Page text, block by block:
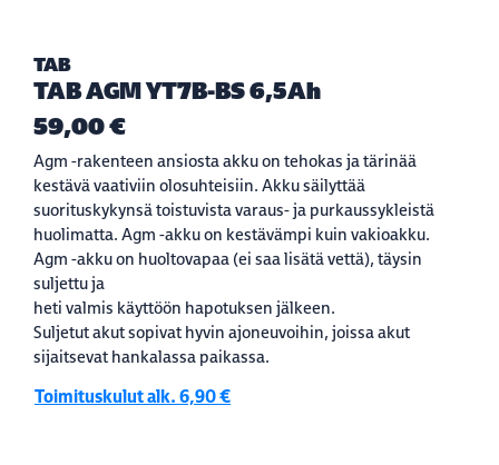
TAB
TAB AGM YT7B-BS 6,5Ah
59,00 €
Agm -rakenteen ansiosta akku on tehokas ja tärinää
kestävä vaativiin olosuhteisiin. Akku säilyttää
suorituskykynsä toistuvista varaus- ja purkaussykleistä
huolimatta. Agm -akku on kestävämpi kuin vakioakku.
Agm -akku on huoltovapaa (ei saa lisätä vettä), täysin
suljettu ja
heti valmis käyttöön hapotuksen jälkeen.
Suljetut akut sopivat hyvin ajoneuvoihin, joissa akut
sijaitsevat hankalassa paikassa.
Toimituskulut alk. 6,90 €